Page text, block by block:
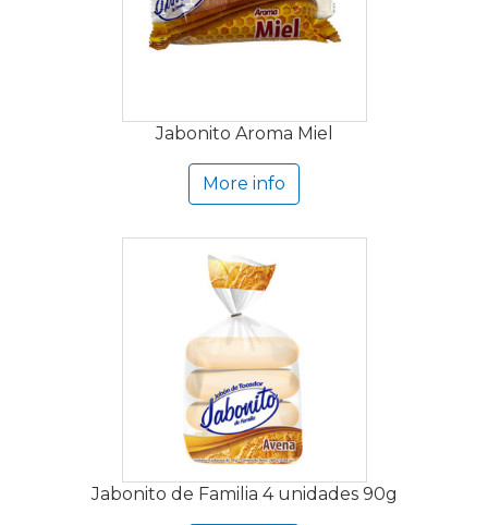
Jabonito Aroma Miel
More info
Jabonito de Familia 4 unidades 90g